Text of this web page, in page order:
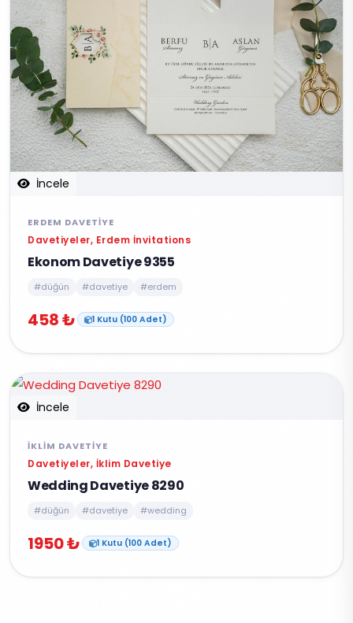
İncele
ERDEM DAVETIYE
Davetiyeler, Erdem İnvitations
Ekonom Davetiye 9355
#düğün #davetiye #erdem
458 ₺ 1 Kutu (100 Adet)
İncele
İKLIM DAVETIYE
Davetiyeler, İklim Davetiye
Wedding Davetiye 8290
#düğün #davetiye #wedding
1950 ₺ 1 Kutu (100 Adet)